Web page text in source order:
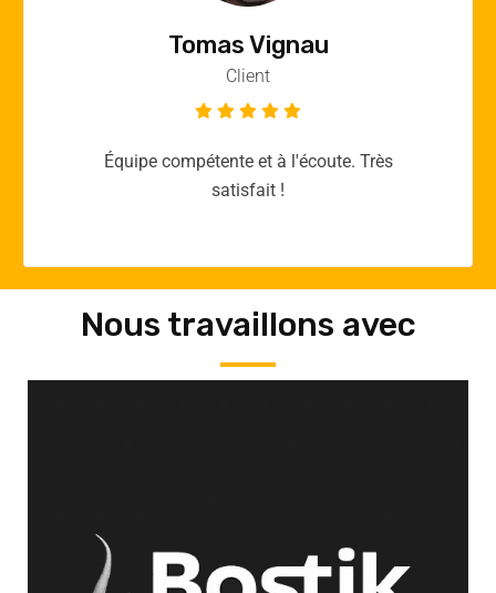
Vincent Quere
Client
Merci yellow365.work pour votre expertise!
Nous travaillons avec